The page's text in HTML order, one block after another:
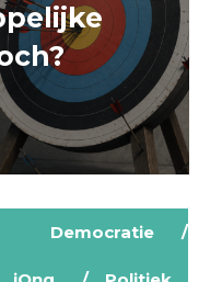
Democratie